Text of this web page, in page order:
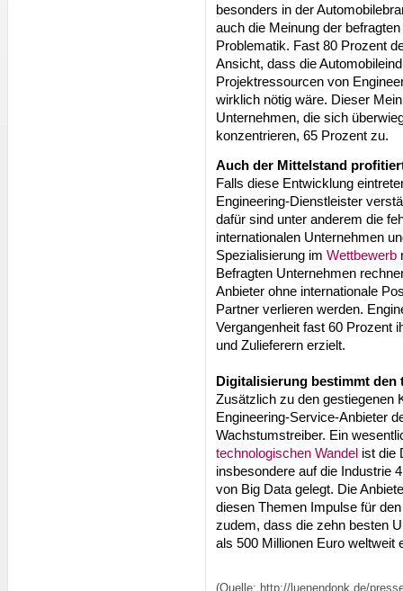
besonders in der
auch die Meinung der
Problematik. Fast 80 Prozent
Ansicht, dass die
Projektressourcen von
wirklich nötig wäre. Dieser
Unternehmen, die sich
konzentrieren, 65 Prozent zu.
Auch der Mittelstand
Falls diese Entwicklung
Engineering-Dienstleister
dafür sind unter anderem die
internationalen Unternehmen
Spezialisierung im Wettbewerb
Befragten Unternehmen
Anbieter ohne internationale
Partner verlieren werden.
Vergangenheit fast 60 Prozent
und Zulieferern erzielt.
Digitalisierung bestimmt den
Zusätzlich zu den gestiegenen
Engineering-Service-Anbieter
Wachstumstreiber. Ein
technologischen Wandel ist die
insbesondere auf die Industrie
von Big Data gelegt. Die
diesen Themen Impulse für
zudem, dass die zehn besten
als 500 Millionen Euro weltweit
(Quelle: http://luenendonk.de/